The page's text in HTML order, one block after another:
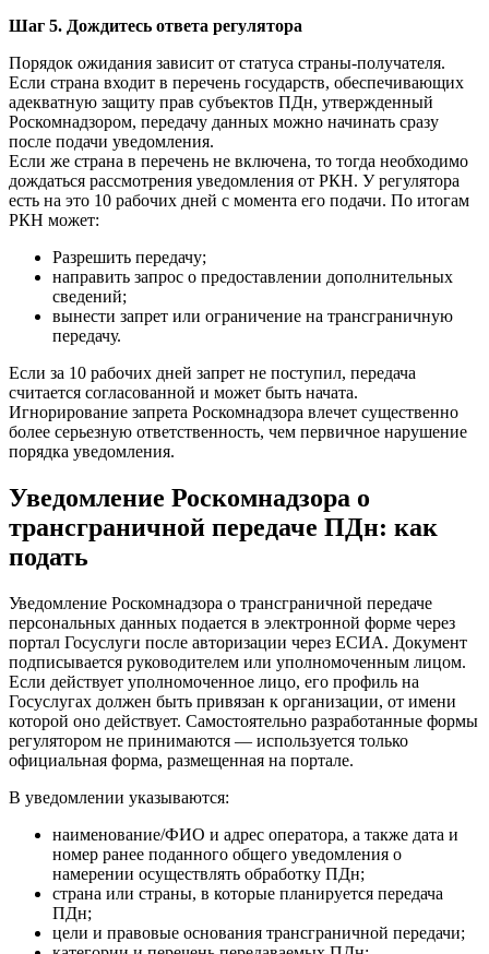
Шаг 5. Дождитесь ответа регулятора
Порядок ожидания зависит от статуса страны-получателя.
Если страна входит в перечень государств, обеспечивающих
адекватную защиту прав субъектов ПДн, утвержденный
Роскомнадзором, передачу данных можно начинать сразу
после подачи уведомления.
Если же страна в перечень не включена, то тогда необходимо
дождаться рассмотрения уведомления от РКН. У регулятора
есть на это 10 рабочих дней с момента его подачи. По итогам
РКН может:
Разрешить передачу;
направить запрос о предоставлении дополнительных
сведений;
вынести запрет или ограничение на трансграничную
передачу.
Если за 10 рабочих дней запрет не поступил, передача
считается согласованной и может быть начата.
Игнорирование запрета Роскомнадзора влечет существенно
более серьезную ответственность, чем первичное нарушение
порядка уведомления.
Уведомление Роскомнадзора о
трансграничной передаче ПДн: как
подать
Уведомление Роскомнадзора о трансграничной передаче
персональных данных подается в электронной форме через
портал Госуслуги после авторизации через ЕСИА. Документ
подписывается руководителем или уполномоченным лицом.
Если действует уполномоченное лицо, его профиль на
Госуслугах должен быть привязан к организации, от имени
которой оно действует. Самостоятельно разработанные формы
регулятором не принимаются — используется только
официальная форма, размещенная на портале.
В уведомлении указываются:
наименование/ФИО и адрес оператора, а также дата и
номер ранее поданного общего уведомления о
намерении осуществлять обработку ПДн;
страна или страны, в которые планируется передача
ПДн;
цели и правовые основания трансграничной передачи;